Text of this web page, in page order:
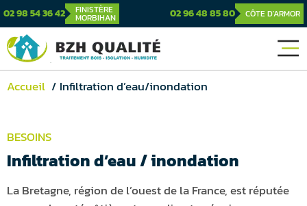
02 98 54 36 42 FINISTÈRE
MORBIHAN 02 96 48 85 80 CÔTE D'ARMOR
Accueil Infiltration d’eau/inondation
BESOINS
Infiltration d’eau / inondation
La Bretagne, région de l’ouest de la France, est réputée